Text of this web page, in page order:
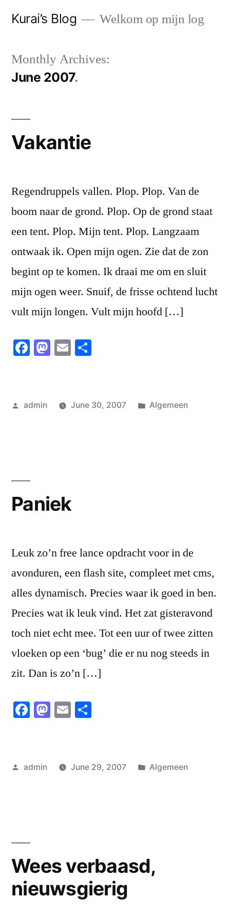
Kurai’s Blog Welkom op mijn log
Monthly Archives:
June 2007
Vakantie
Regendruppels vallen. Plop. Plop. Van de
boom naar de grond. Plop. Op de grond staat
een tent. Plop. Mijn tent. Plop. Langzaam
ontwaak ik. Open mijn ogen. Zie dat de zon
begint op te komen. Ik draai me om en sluit
mijn ogen weer. Snuif, de frisse ochtend lucht
vult mijn longen. Vult mijn hoofd […]
Facebook
Mastodon
Email
Posted
admin June 30, 2007
Posted
Algemeen
Paniek
Leuk zo’n free lance opdracht voor in de
avonduren, een flash site, compleet met cms,
alles dynamisch. Precies waar ik goed in ben.
Precies wat ik leuk vind. Het zat gisteravond
toch niet echt mee. Tot een uur of twee zitten
vloeken op een ‘bug’ die er nu nog steeds in
zit. Dan is zo’n […]
Facebook
Mastodon
Email
Posted
admin June 29, 2007
Posted
Algemeen
Wees verbaasd,
nieuwsgierig